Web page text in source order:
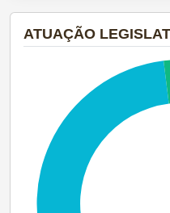
ATUAÇÃO